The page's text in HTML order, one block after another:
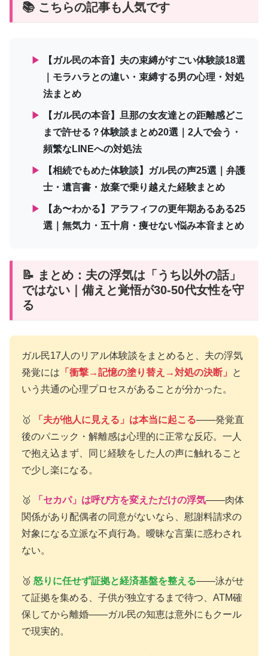
📚 こちらの記事も人気です
▶
【ガル民の本音】夫の束縛がすごい体験談18選
｜モラハラとの違い・束縛する男の心理・対処
法まとめ
▶
【ガル民の本音】旦那の女友達との距離感どこ
まで許せる？体験談まとめ20選｜2人で会う・
頻繁なLINEへの対処法
▶
【相続でもめた体験談】ガル民の声25選｜弁護
士・遺言書・放棄で乗り越えた経験まとめ
▶
【あ〜わかる】アラフィフの更年期あるある25
選｜無気力・五十肩・痩せない悩み本音まとめ
📝 まとめ：夫の浮気は「うち以外の話」
ではない｜備えと覚悟が30-50代女性を守
る
ガル民17人のリアル体験談をまとめると、夫の浮気
発覚には 「衝撃→記憶の塗り替え→対処の決断」
と
いう共通の心理プロセスがあることが分かった。
🥇 「夫が他人に見える」は本当に起こる――発覚直
後のパニック・解離感は心理的に正常な反応。一人
で抱え込まず、同じ経験をした人の声に触れること
で少し楽になる。
🥈 「セカパ」は呼び方を変えただけの浮気――肉体
関係があり配偶者の同意がないなら、慰謝料請求の
対象になる立派な不貞行為。曖昧な言葉に惑わされ
ない。
🥉 怒りに任せず証拠と経済基盤を整える――泳がせ
て証拠を集める、子供が独立するまで待つ、ATM確
保してから離婚――ガル民の知恵は意外にもクール
で現実的。